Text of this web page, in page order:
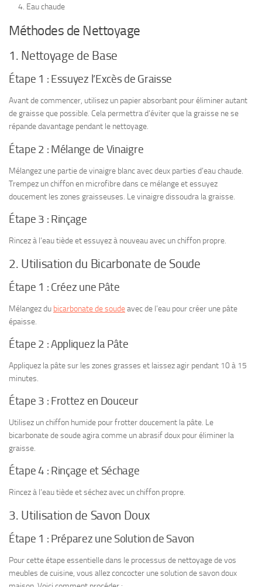
Eau chaude
Méthodes de Nettoyage
1. Nettoyage de Base
Étape 1 : Essuyez l’Excès de Graisse
Avant de commencer, utilisez un papier absorbant pour éliminer autant
de graisse que possible. Cela permettra d’éviter que la graisse ne se
répande davantage pendant le nettoyage.
Étape 2 : Mélange de Vinaigre
Mélangez une partie de vinaigre blanc avec deux parties d’eau chaude.
Trempez un chiffon en microfibre dans ce mélange et essuyez
doucement les zones graisseuses. Le vinaigre dissoudra la graisse.
Étape 3 : Rinçage
Rincez à l’eau tiède et essuyez à nouveau avec un chiffon propre.
2. Utilisation du Bicarbonate de Soude
Étape 1 : Créez une Pâte
Mélangez du bicarbonate de soudeavec de l’eau pour créer une pâte
épaisse.
Étape 2 : Appliquez la Pâte
Appliquez la pâte sur les zones grasses et laissez agir pendant 10 à 15
minutes.
Étape 3 : Frottez en Douceur
Utilisez un chiffon humide pour frotter doucement la pâte. Le
bicarbonate de soude agira comme un abrasif doux pour éliminer la
graisse.
Étape 4 : Rinçage et Séchage
Rincez à l’eau tiède et séchez avec un chiffon propre.
3. Utilisation de Savon Doux
Étape 1 : Préparez une Solution de Savon
Pour cette étape essentielle dans le processus de nettoyage de vos
meubles de cuisine, vous allez concocter une solution de savon doux